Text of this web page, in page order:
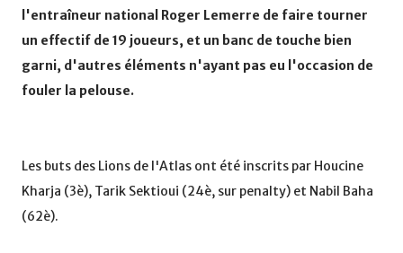
l'entraîneur national Roger Lemerre de faire tourner
un effectif de 19 joueurs, et un banc de touche bien
garni, d'autres éléments n'ayant pas eu l'occasion de
fouler la pelouse.
Les buts des Lions de l'Atlas ont été inscrits par Houcine
Kharja (3è), Tarik Sektioui (24è, sur penalty) et Nabil Baha
(62è).